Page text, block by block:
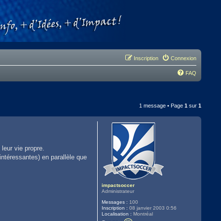
Connexion
Inscription
FAQ
1 message • Page 1sur 1
impactsoccer
Administrateur
Messages : 100
Inscription : 08 janvier 2003 0:56
Localisation : Montréal
vie propre.
en parallèle que